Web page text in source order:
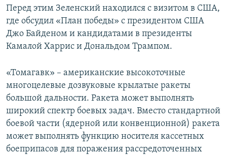
Перед этим Зеленский находился с визитом в США,
где обсудил «План победы» с президентом США
Джо Байденом и кандидатами в президенты
Камалой Харрис и Дональдом Трампом.
«Томагавк» – американские высокоточные
многоцелевые дозвуковые крылатые ракеты
большой дальности. Ракета может выполнять
широкий спектр боевых задач. Вместо стандартной
боевой части (ядерной или конвенционной) ракета
может выполнять функцию носителя кассетных
боеприпасов для поражения рассредоточенных